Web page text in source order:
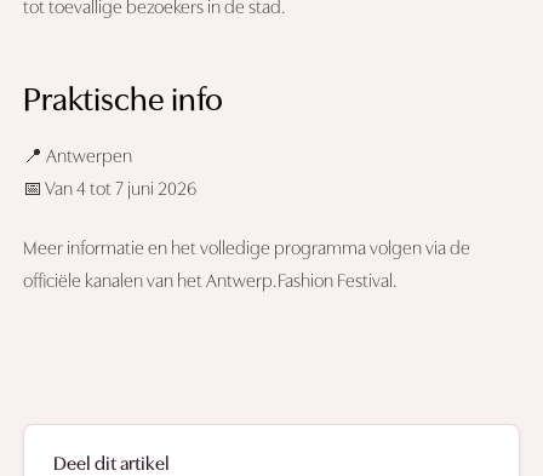
tot toevallige bezoekers in de stad.
Praktische info
📍 Antwerpen
📅 Van 4 tot 7 juni 2026
Meer informatie en het volledige programma volgen via de
officiële kanalen van het Antwerp.Fashion Festival.
Deel dit artikel